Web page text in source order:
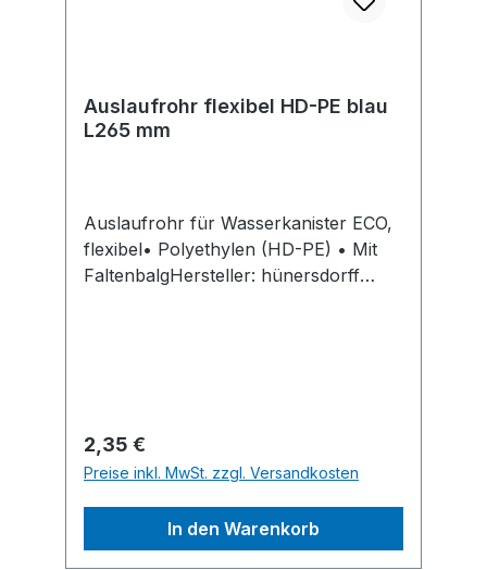
Auslaufrohr flexibel HD-PE blau
L265 mm
Auslaufrohr für Wasserkanister ECO,
flexibel• Polyethylen (HD-PE) • Mit
FaltenbalgHersteller: hünersdorff
Regulärer Preis:
2,35 €
Preise inkl. MwSt. zzgl. Versandkosten
In den Warenkorb